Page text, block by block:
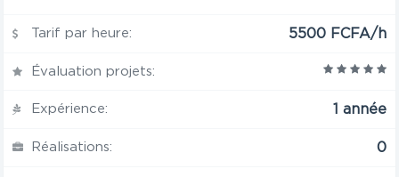
Tarif par heure: 5500 FCFA/h
Évaluation projets:
Expérience: 1 année
Réalisations: 0